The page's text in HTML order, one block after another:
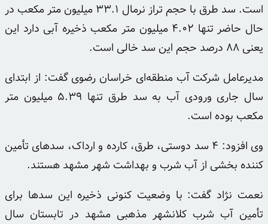
است. سد طرق با حجم تراز نرمال ۳۳.۱ میلیون متر مکعب در
حال حاضر تنها ۴.۰۲ میلیون متر مکعب ذخیره آبی دارد این
یعنی ۸۸ درصد حجم این سد خالی است.
مدیرعامل شرکت آب منطقه‌ای خراسان رضوی گفت: از ابتدای
سال جاری ورودی آب به سد طرق تنها ۵.۳۹ میلیون متر
مکعب بوده است.
وی افزود: ۴ سد دوستی، طرق، کارده و
ارداک، سدهای تأمین
کننده بخشی از آب شرب و بهداشت شهر مشهد هستند.
نعمت نژاد گفت: با وضعیت کنونی ذخیره این سدها برای
تأمین آب شرب کلانشهر مذهبی مشهد در تابستان سال